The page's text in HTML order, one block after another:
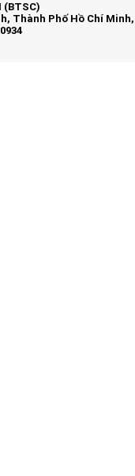
(BTSC)
Thành Phố Hồ Chí